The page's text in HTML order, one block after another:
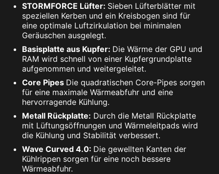
STORMFORCE Lüfter: Sieben Lüfterblätter mit
speziellen Kerben und ein Kreisbogen sind für
eine optimale Luftzirkulation bei minimalen
Geräuschen ausgelegt.
Basisplatte aus Kupfer: Die Wärme der GPU und
RAM wird schnell von einer Kupfergrundplatte
aufgenommen und weitergeleitet.
Core Pipes Die quadratischen Core-Pipes sorgen
für eine maximale Wärmeabfuhr und eine
hervorragende Kühlung.
Metall Rückplatte: Durch die Metall Rückplatte
mit Lüftungsöffnungen und Wärmeleitpads wird
die Kühlung und Stabilität verbessert.
Wave Curved 4.0: Die gewellten Kanten der
Kühlrippen sorgen für eine noch bessere
Wärmeabfuhr.